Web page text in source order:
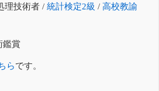
理技術者 /統計検定2級 /高校教諭
賞
らです。